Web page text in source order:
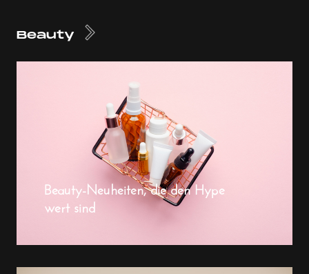
Beauty
Beauty-Neuheiten, die den Hype
wert sind